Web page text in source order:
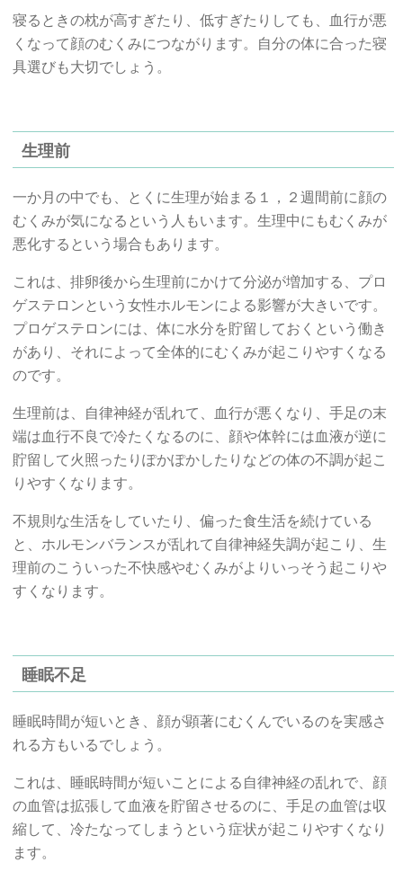
寝るときの枕が高すぎたり、低すぎたりしても、血行が悪
くなって顔のむくみにつながります。自分の体に合った寝
具選びも大切でしょう。
生理前
一か月の中でも、とくに生理が始まる１，２週間前に顔の
むくみが気になるという人もいます。生理中にもむくみが
悪化するという場合もあります。
これは、排卵後から生理前にかけて分泌が増加する、プロ
ゲステロンという女性ホルモンによる影響が大きいです。
プロゲステロンには、体に水分を貯留しておくという働き
があり、それによって全体的にむくみが起こりやすくなる
のです。
生理前は、自律神経が乱れて、血行が悪くなり、手足の末
端は血行不良で冷たくなるのに、顔や体幹には血液が逆に
貯留して火照ったりぽかぽかしたりなどの体の不調が起こ
りやすくなります。
不規則な生活をしていたり、偏った食生活を続けている
と、ホルモンバランスが乱れて自律神経失調が起こり、生
理前のこういった不快感やむくみがよりいっそう起こりや
すくなります。
睡眠不足
睡眠時間が短いとき、顔が顕著にむくんでいるのを実感さ
れる方もいるでしょう。
これは、睡眠時間が短いことによる自律神経の乱れで、顔
の血管は拡張して血液を貯留させるのに、手足の血管は収
縮して、冷たなってしまうという症状が起こりやすくなり
ます。